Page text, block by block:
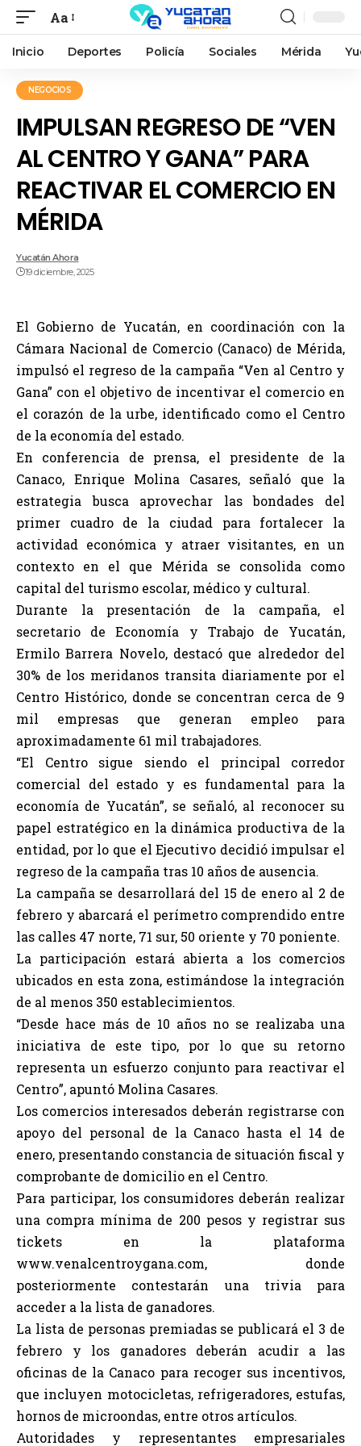
Aa
Inicio Deportes Policía Sociales Mérida
NEGOCIOS
IMPULSAN REGRESO DE “VEN
AL CENTRO Y GANA” PARA
REACTIVAR EL COMERCIO EN
MÉRIDA
Yucatán Ahora
19 diciembre, 2025
El Gobierno de Yucatán, en coordinación con la
Cámara Nacional de Comercio (Canaco) de Mérida,
impulsó el regreso de la campaña “Ven al Centro y
Gana” con el objetivo de incentivar el comercio en
el corazón de la urbe, identificado como el Centro
de la economía del estado.
En conferencia de prensa, el presidente de la
Canaco, Enrique Molina Casares, señaló que la
estrategia busca aprovechar las bondades del
primer cuadro de la ciudad para fortalecer la
actividad económica y atraer visitantes, en un
contexto en el que Mérida se consolida como
capital del turismo escolar, médico y cultural.
Durante la presentación de la campaña, el
secretario de Economía y Trabajo de Yucatán,
Ermilo Barrera Novelo, destacó que alrededor del
30% de los meridanos transita diariamente por el
Centro Histórico, donde se concentran cerca de 9
mil empresas que generan empleo para
aproximadamente 61 mil trabajadores.
“El Centro sigue siendo el principal corredor
comercial del estado y es fundamental para la
economía de Yucatán”, se señaló, al reconocer su
papel estratégico en la dinámica productiva de la
entidad, por lo que el Ejecutivo decidió impulsar el
regreso de la campaña tras 10 años de ausencia.
La campaña se desarrollará del 15 de enero al 2 de
febrero y abarcará el perímetro comprendido entre
las calles 47 norte, 71 sur, 50 oriente y 70 poniente.
La participación estará abierta a los comercios
ubicados en esta zona, estimándose la integración
de al menos 350 establecimientos.
“Desde hace más de 10 años no se realizaba una
iniciativa de este tipo, por lo que su retorno
representa un esfuerzo conjunto para reactivar el
Centro”, apuntó Molina Casares.
Los comercios interesados deberán registrarse con
apoyo del personal de la Canaco hasta el 14 de
enero, presentando constancia de situación fiscal y
comprobante de domicilio en el Centro.
Para participar, los consumidores deberán realizar
una compra mínima de 200 pesos y registrar sus
tickets en la plataforma
www.venalcentroygana.com, donde
posteriormente contestarán una trivia para
acceder a la lista de ganadores.
La lista de personas premiadas se publicará el 3 de
febrero y los ganadores deberán acudir a las
oficinas de la Canaco para recoger sus incentivos,
que incluyen motocicletas, refrigeradores, estufas,
hornos de microondas, entre otros artículos.
Autoridades y representantes empresariales